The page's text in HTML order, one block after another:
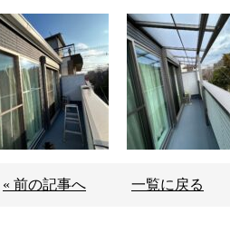
« 前の記事へ 一覧に戻る